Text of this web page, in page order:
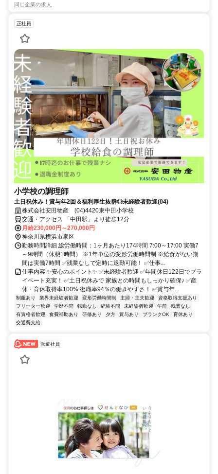
同じ企業の求人
正社員
小学校の調理師
土日祝休み！賞与年2回＆福利厚生抜群◎未経験者歓迎(04)
株式会社安田物産 (04)4420東中田小学校
交通・アクセス 「中田駅」より徒歩12分
月給230,000円～270,000円
神奈川県横浜市泉区
勤務時間詳細 総労働時間：1ヶ月あたり174時間 7:00～17:00 実働7
～9時間（休憩1時間） ※1年単位の変形労働時間制 ※給食がない期
間は実働7時間 ✅残業なしで定時に退勤可能！ ✅仕事...
仕事内容 ✨安心のポイント✨ ✅未経験者歓迎 ✅年間休日122日でプラ
イベート充実！ ✅土日祝休みで 家族との時間もしっかり確保♪ ✅産
休・育休取得率100% 復職率94％の働きやすさ！ ✅賞与年...
制服あり 業界未経験者歓迎 変形労働時間制 主婦・主夫歓迎
資格取得支援あり
フリーター歓迎
学歴不問 転勤なし 経験不問 未経験者歓迎 午前
残業なし
有資格者歓迎
食費補助あり 研修あり 夕方 賞与あり ブランクOK
育休あり
交通費支給
派遣社員